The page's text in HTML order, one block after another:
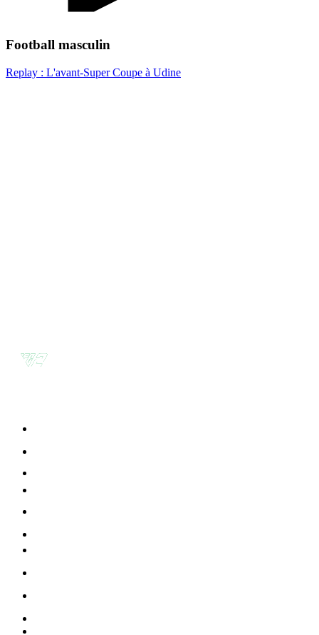
Football masculin
Replay : L'avant-Super Coupe à Udine